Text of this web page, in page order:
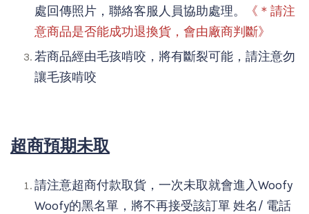
處回傳照片，聯絡客服人員協助處理。
《＊請注
意商品是否能成功退換貨，會由廠商判斷》
若商品經由毛孩啃咬，將有斷裂可能，請注意勿
讓毛孩啃咬
超商預期未取
請注意超商付款取貨，一次未取就會進入Woofy
Woofy的黑名單，將不再接受該訂單 姓名/ 電話